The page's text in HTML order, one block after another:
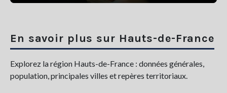
En savoir plus sur Hauts-de-France
Explorez la région Hauts-de-France : données générales,
population, principales villes et repères territoriaux.